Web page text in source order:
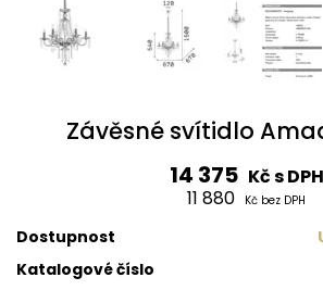
Závěsné svítidlo
14 375 Kč s DPH
11 880
Kč bez DPH
Dostupnost
Katalogové číslo